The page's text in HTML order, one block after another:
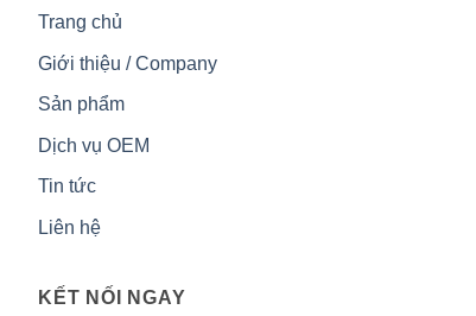
Trang chủ
Giới thiệu / Company
Sản phẩm
Dịch vụ OEM
Tin tức
Liên hệ
KẾT NỐI NGAY